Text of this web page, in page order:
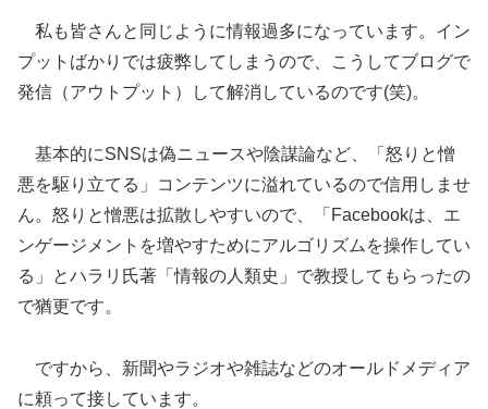
私も皆さんと同じように情報過多になっています。イン
プットばかりでは疲弊してしまうので、こうしてブログで
発信（アウトプット）して解消しているのです(笑)。
基本的にSNSは偽ニュースや陰謀論など、「怒りと憎
悪を駆り立てる」コンテンツに溢れているので信用しませ
ん。怒りと憎悪は拡散しやすいので、「Facebookは、エ
ンゲージメントを増やすためにアルゴリズムを操作してい
る」とハラリ氏著「情報の人類史」で教授してもらったの
で猶更です。
ですから、新聞やラジオや雑誌などのオールドメディア
に頼って接しています。